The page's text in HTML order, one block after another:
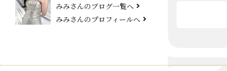
みみさんのブログ一覧へ
みみさんのプロフィールへ